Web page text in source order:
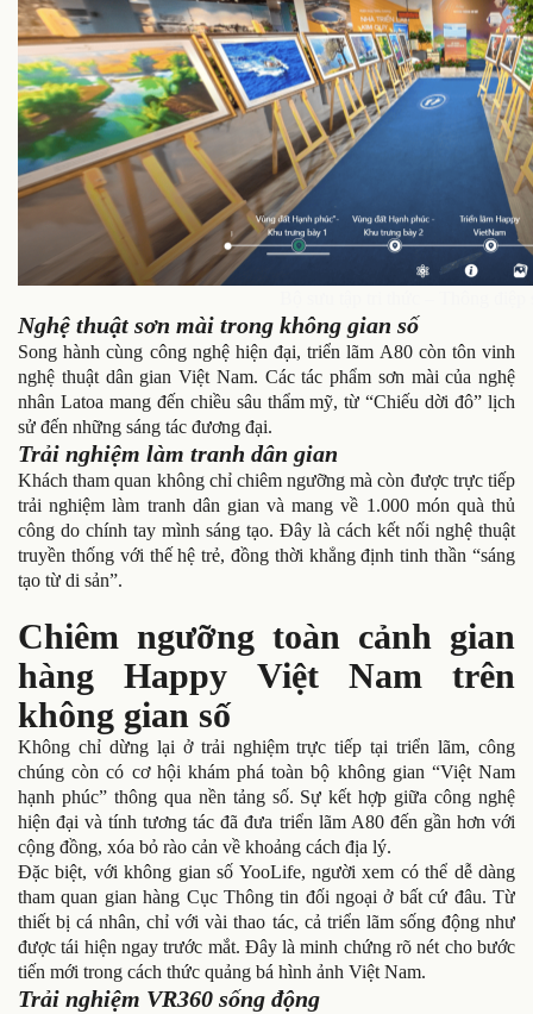
Nghệ thuật sơn mài trong không gian số
Song hành cùng công nghệ hiện đại, triển lãm A80 còn tôn vinh
nghệ thuật dân gian Việt Nam. Các tác phẩm sơn mài của nghệ
nhân Latoa mang đến chiều sâu thẩm mỹ, từ “Chiếu dời đô” lịch
sử đến những sáng tác đương đại.
Trải nghiệm làm tranh dân gian
Khách tham quan không chỉ chiêm ngưỡng mà còn được trực tiếp
trải nghiệm làm tranh dân gian và mang về 1.000 món quà thủ
công do chính tay mình sáng tạo. Đây là cách kết nối nghệ thuật
truyền thống với thế hệ trẻ, đồng thời khẳng định tinh thần “sáng
tạo từ di sản”.
Chiêm ngưỡng toàn cảnh gian
hàng Happy Việt Nam trên
không gian số
Không chỉ dừng lại ở trải nghiệm trực tiếp tại triển lãm, công
chúng còn có cơ hội khám phá toàn bộ không gian “Việt Nam
hạnh phúc” thông qua nền tảng số. Sự kết hợp giữa công nghệ
hiện đại và tính tương tác đã đưa triển lãm A80 đến gần hơn với
cộng đồng, xóa bỏ rào cản về khoảng cách địa lý.
Đặc biệt, với không gian số YooLife, người xem có thể dễ dàng
tham quan gian hàng Cục Thông tin đối ngoại ở bất cứ đâu. Từ
thiết bị cá nhân, chỉ với vài thao tác, cả triển lãm sống động như
được tái hiện ngay trước mắt. Đây là minh chứng rõ nét cho bước
tiến mới trong cách thức quảng bá hình ảnh Việt Nam.
Trải nghiệm VR360 sống động